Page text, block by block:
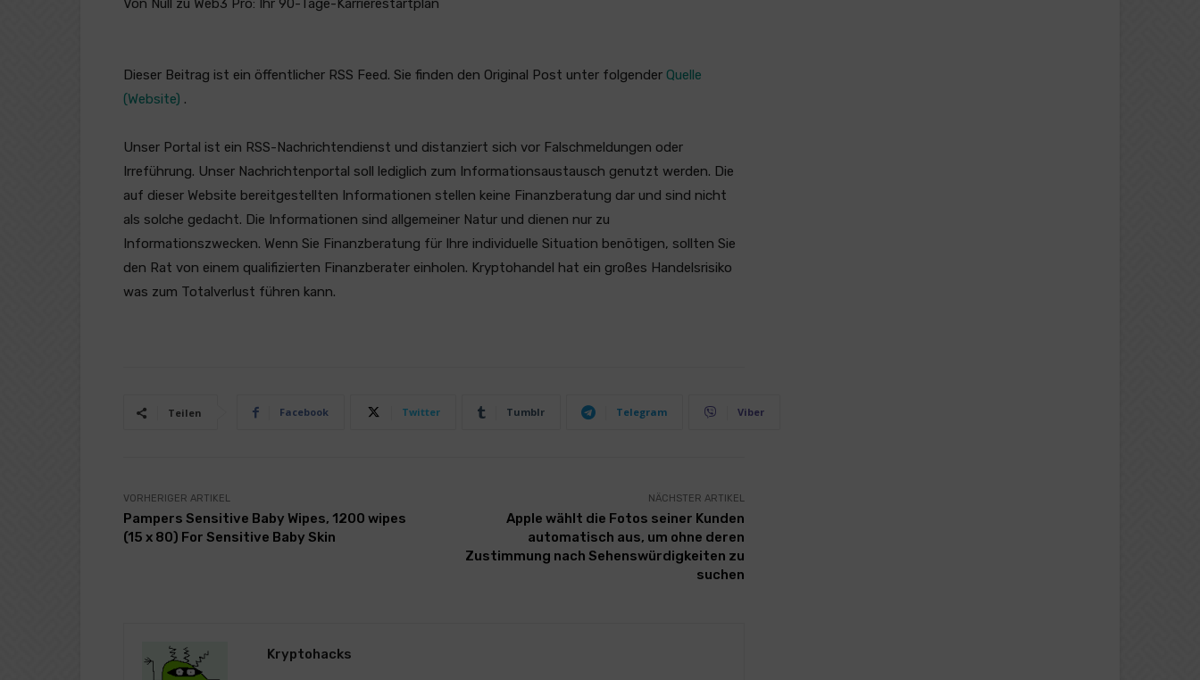
Von Null zu Web3 Pro: Ihr 90-Tage-Karrierestartplan
Dieser Beitrag ist ein öffentlicher RSS Feed. Sie finden den Original Post unter folgender Quelle
(Website) .
Unser Portal ist ein RSS-Nachrichtendienst und distanziert sich vor Falschmeldungen oder
Irreführung. Unser Nachrichtenportal soll lediglich zum Informationsaustausch genutzt werden. Die
auf dieser Website bereitgestellten Informationen stellen keine Finanzberatung dar und sind nicht
als solche gedacht. Die Informationen sind allgemeiner Natur und dienen nur zu
Informationszwecken. Wenn Sie Finanzberatung für Ihre individuelle Situation benötigen, sollten Sie
den Rat von einem qualifizierten Finanzberater einholen. Kryptohandel hat ein großes Handelsrisiko
was zum Totalverlust führen kann.
Teilen Facebook Twitter Tumblr Telegram Viber
VORHERIGER ARTIKEL
Pampers Sensitive Baby Wipes, 1200 wipes
(15 x 80) For Sensitive Baby Skin
NÄCHSTER ARTIKEL
Apple wählt die Fotos seiner Kunden
automatisch aus, um ohne deren
Zustimmung nach Sehenswürdigkeiten zu
suchen
Kryptohacks